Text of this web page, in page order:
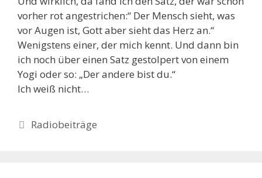
vorher rot angestrichen:“ Der Mensch sieht, was
vor Augen ist, Gott aber sieht das Herz an.“
Wenigstens einer, der mich kennt. Und dann bin
ich noch über einen Satz gestolpert von einem
Yogi oder so: „Der andere bist du.“
Ich weiß nicht…
Kategorien
Radiobeiträge